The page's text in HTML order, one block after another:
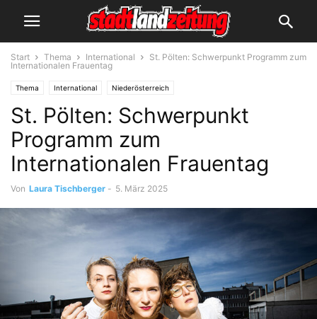
Start Thema International
St. Pölten: Schwerpunkt Programm zum
Internationalen Frauentag
Thema International Niederösterreich
St. Pölten: Schwerpunkt
Programm zum
Internationalen Frauentag
Von Laura Tischberger - 5. März 2025